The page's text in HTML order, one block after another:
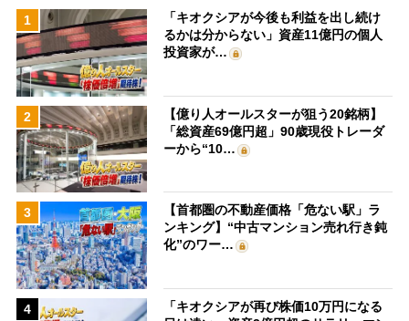
1
「キオクシアが今後も利益を出し続け
るかは分からない」資産11億円の個人
投資家が…
2
【億り人オールスターが狙う20銘柄】
「総資産69億円超」90歳現役トレーダ
ーから“10…
3
【首都圏の不動産価格「危ない駅」ラ
ンキング】“中古マンション売れ行き鈍
化”のワー…
4
「キオクシアが再び株価10万円になる